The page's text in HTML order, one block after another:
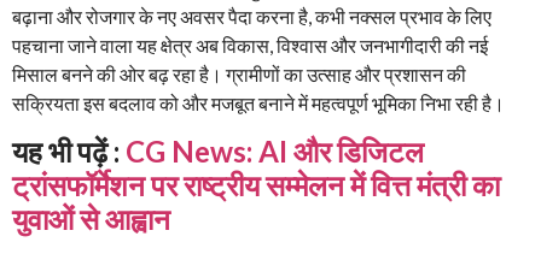
बढ़ाना और रोजगार के नए अवसर पैदा करना है, कभी नक्सल प्रभाव के लिए
पहचाना जाने वाला यह क्षेत्र अब विकास, विश्वास और जनभागीदारी की नई
मिसाल बनने की ओर बढ़ रहा है। ग्रामीणों का उत्साह और प्रशासन की
सक्रियता इस बदलाव को और मजबूत बनाने में महत्वपूर्ण भूमिका निभा रही है।
यह भी पढ़ें : CG News: AI और डिजिटल
ट्रांसफॉर्मेशन पर राष्ट्रीय सम्मेलन में वित्त मंत्री का
युवाओं से आह्वान